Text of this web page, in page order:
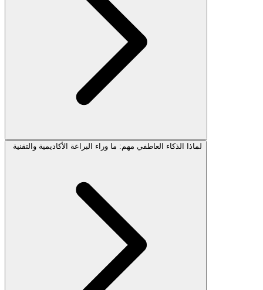
لماذا الذكاء العاطفي مهم: ما وراء البراعة الأكاديمية والتقنية